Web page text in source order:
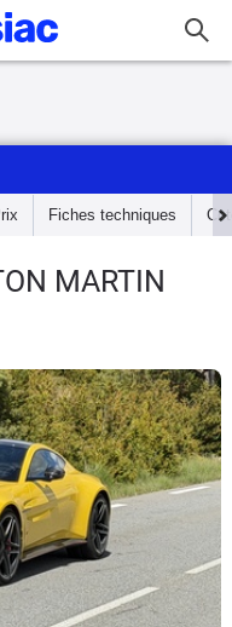
Fiches techniques
MARTIN